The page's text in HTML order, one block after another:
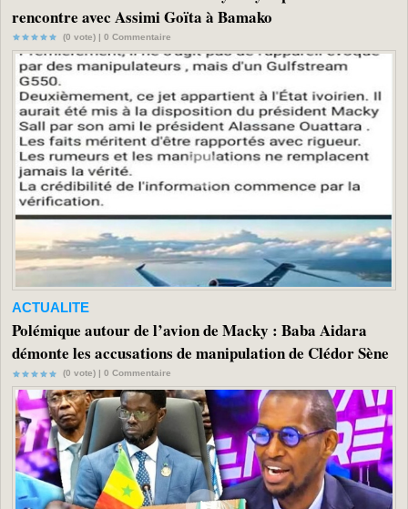
rencontre avec Assimi Goïta à Bamako
(0 vote) | 0 Commentaire
ACTUALITE
Polémique autour de l’avion de Macky : Baba Aidara
démonte les accusations de manipulation de Clédor Sène
(0 vote) | 0 Commentaire